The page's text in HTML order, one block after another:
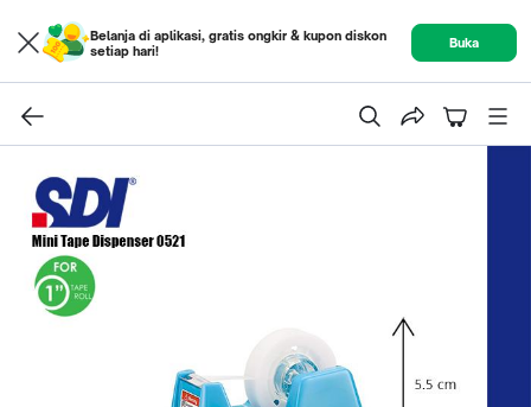
Belanja di aplikasi, gratis ongkir & kupon diskon
setiap hari!
Buka